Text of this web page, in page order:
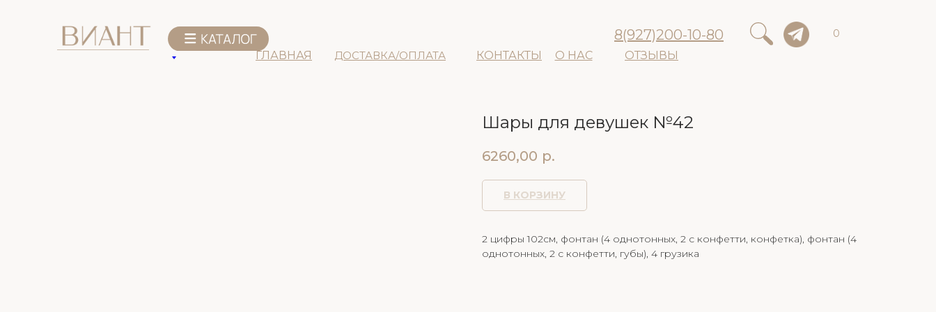
ДОСТАВКА/ОПЛАТА
ГЛАВНАЯ КОНТАКТЫ О НАС ОТЗЫВЫ
8(927)200-10-80 0
Шары для девушек №42
6260,00 р.
В КОРЗИНУ
2 цифры 102см, фонтан (4 однотонных, 2 с конфетти, конфетка), фонтан (4
однотонных, 2 с конфетти, губы), 4 грузика